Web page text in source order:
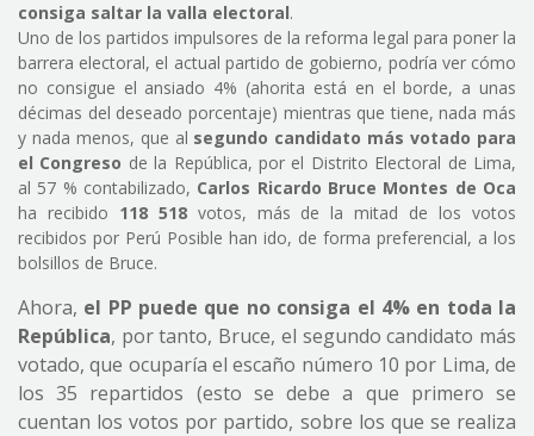
consiga saltar la valla electoral.
Uno de los partidos impulsores de la reforma legal para poner la
barrera electoral, el actual partido de gobierno, podría ver cómo
no consigue el ansiado 4% (ahorita está en el borde, a unas
décimas del deseado porcentaje) mientras que tiene, nada más
y nada menos, que al segundo candidato más votado para
el Congreso de la República, por el Distrito Electoral de Lima,
al 57 % contabilizado, Carlos Ricardo Bruce Montes de Oca
ha recibido 118 518votos, más de la mitad de los votos
recibidos por Perú Posible han ido, de forma preferencial, a los
bolsillos de Bruce.
Ahora, el PP puede que no consiga el 4% en toda la
República, por tanto, Bruce, el segundo candidato más
votado, que ocuparía el escaño número 10 por Lima, de
los 35 repartidos (esto se debe a que primero se
cuentan los votos por partido, sobre los que se realiza